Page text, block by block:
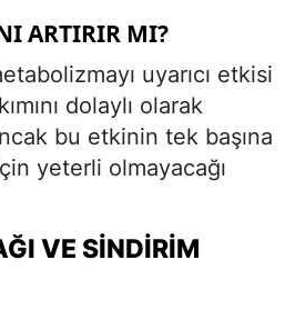
ARTIRIR MI?
uyarıcı etkisi
dolaylı olarak
bu etkinin tek başına
yeterli olmayacağı
VE SINDIRIM